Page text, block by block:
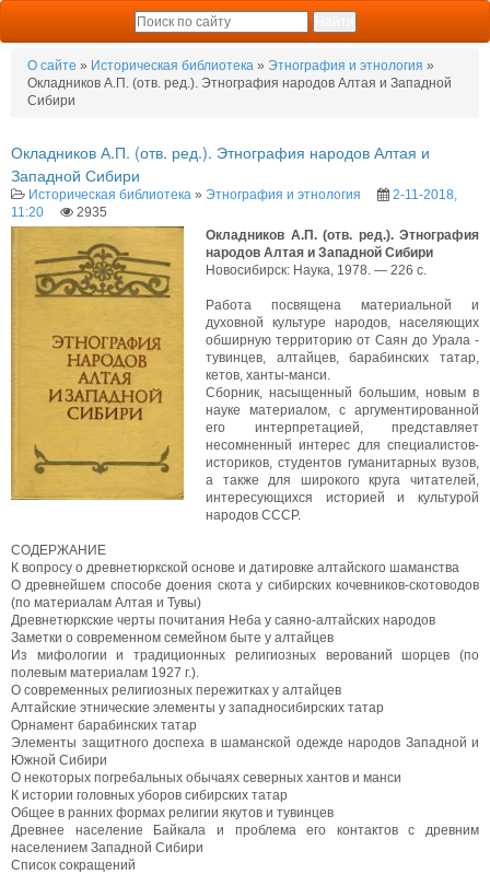
О сайте » Историческая библиотека » Этнография и этнология »
Окладников А.П. (отв. ред.). Этнография народов Алтая и Западной
Сибири
Окладников А.П. (отв. ред.). Этнография народов Алтая и
Западной Сибири
Историческая библиотека » Этнография и этнология
2-11-2018,
11:20
2935
Окладников А.П. (отв. ред.). Этнография
народов Алтая и Западной Сибири
Новосибирск: Наука, 1978. — 226 с.
Работа посвящена материальной и
духовной культуре народов, населяющих
обширную территорию от Саян до Урала -
тувинцев, алтайцев, барабинских татар,
кетов, ханты-манси.
Сборник, насыщенный большим, новым в
науке материалом, с аргументированной
его интерпретацией, представляет
несомненный интерес для специалистов-
историков, студентов гуманитарных вузов,
а также для широкого круга читателей,
интересующихся историей и культурой
народов СССР.
СОДЕРЖАНИЕ
К вопросу о древнетюркской основе и датировке алтайского шаманства
О древнейшем способе доения скота у сибирских кочевников-скотоводов
(по материалам Алтая и Тувы)
Древнетюркские черты почитания Неба у саяно-алтайских народов
Заметки о современном семейном быте у алтайцев
Из мифологии и традиционных религиозных верований шорцев (по
полевым материалам 1927 г.).
О современных религиозных пережитках у алтайцев
Алтайские этнические элементы у западносибирских татар
Орнамент барабинских татар
Элементы защитного доспеха в шаманской одежде народов Западной и
Южной Сибири
О некоторых погребальных обычаях северных хантов и манси
К истории головных уборов сибирских татар
Общее в ранних формах религии якутов и тувинцев
Древнее население Байкала и проблема его контактов с древним
населением Западной Сибири
Список сокращений